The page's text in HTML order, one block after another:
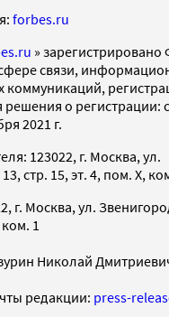
forbes.ru
»
связи,
коммуникаций,
решения о регистрации:
2021 г.
123022, г. Москва, ул.
стр. 15, эт. 4, пом. X,
г. Москва, ул.
1
Николай
редакции: press-